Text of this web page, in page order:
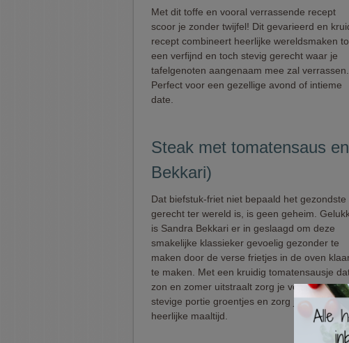
Met dit toffe en vooral verrassende recept
scoor je zonder twijfel! Dit gevarieerd en
recept combineert heerlijke wereldsmaken
een verfijnd en toch stevig gerecht waar je
tafelgenoten aangenaam mee zal verrassen.
Perfect voor een gezellige avond of intieme
date.
Steak met tomatensaus
Bekkari)
Dat biefstuk-friet niet bepaald het gezondste
gerecht ter wereld is, is geen geheim.
is Sandra Bekkari er in geslaagd om deze
smakelijke klassieker gevoelig gezonder te
maken door de verse frietjes in de oven
te maken. Met een kruidig tomatensausje
zon en zomer uitstraalt zorg je voor een
stevige portie groentjes en zorg je voor een
heerlijke maaltijd.